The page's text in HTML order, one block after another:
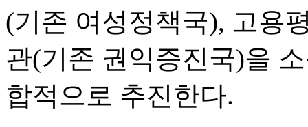
(기존 여성정책국), 고용
관(기존 권익증진국)을
합적으로 추진한다.